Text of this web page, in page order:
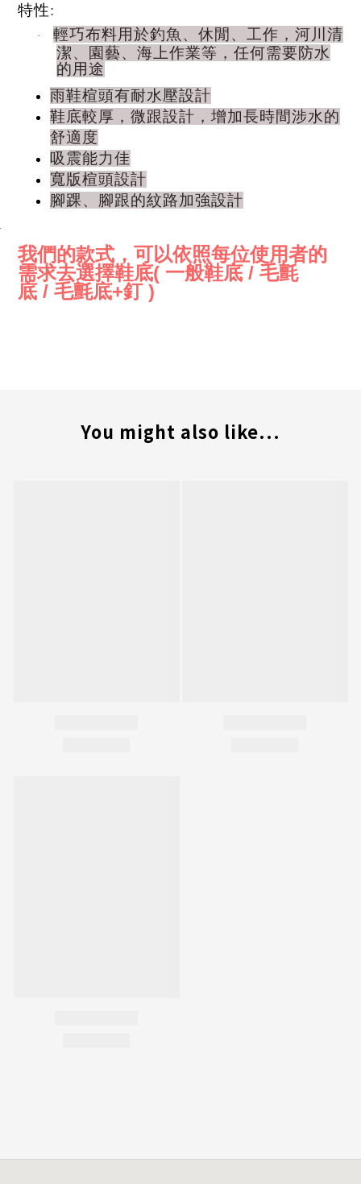
特性:
·
輕巧布料用於釣魚、休閒、工作，河川清
潔、園藝、海上作業等，任何需要防水
的用途
雨鞋楦頭有耐水壓設計
鞋底較厚，微跟設計，增加長時間涉水的
舒適度
吸震能力佳
寬版楦頭設計
腳踝、腳跟的紋路加強設計
我們的款式，可以依照每位使用者的
需求去選擇鞋底( 一般鞋底 / 毛氈
底 / 毛氈底+釘)
You might also like...